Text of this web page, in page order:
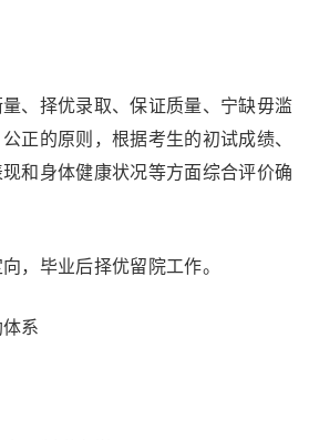
、择优录取、保证质量、宁缺毋滥
正的原则，根据考生的初试成绩、
和身体健康状况等方面综合评价确
，毕业后择优留院工作。
系